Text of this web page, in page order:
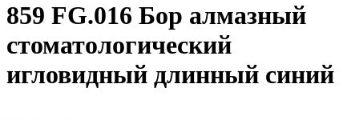
859 FG.016 Бор алмазный
стоматологический
игловидный длинный синий